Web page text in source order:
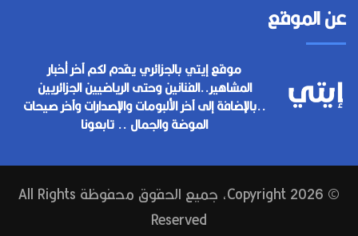
عن الموقع
موقع إيتي بالجزائري يقدم لكم آخر أخبار
المشاهير..الفنانين وحتى الرياضيين الجزائريين
..بالإضافة إلى آخر الألبومات والإصدارات وآخر صيحات
الموضة والجمال .. تابعونا
© Copyright 2026, جميع الحقوق محفوظة All Rights
Reserved